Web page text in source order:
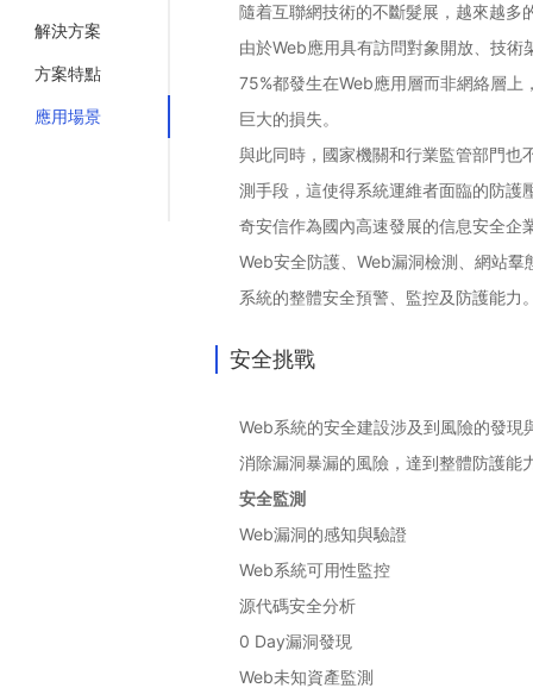
隨着互聯網技術的不斷髮展，越來越多
由於Web應用具有訪問對象開放、技
75%都發生在Web應用層而非網絡層
巨大的損失。
與此同時，國家機關和行業監管部門也
測手段，這使得系統運維者面臨的防護
奇安信作為國內高速發展的信息安全企
Web安全防護、Web漏洞檢測、網站
系統的整體安全預警、監控及防護能力
安全挑戰
Web系統的安全建設涉及到風險的發
消除漏洞暴漏的風險，達到整體防護能
安全監測
Web漏洞的感知與驗證
Web系統可用性監控
源代碼安全分析
0 Day漏洞發現
Web未知資產監測
解決方案
方案特點
應用場景